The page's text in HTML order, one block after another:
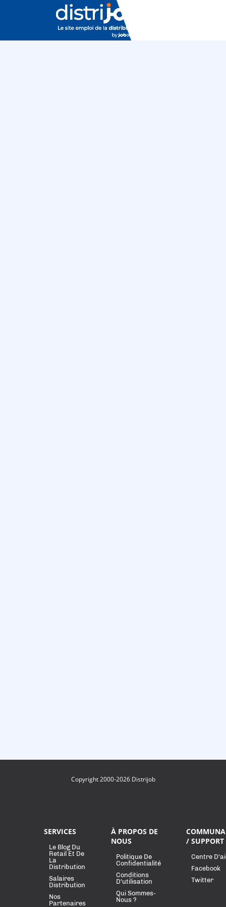
Copyright 2000-2026 Distrijob
SERVICES
Le Blog Du
Retail Et De
La
Distribution
Salaires
Distribution
Nos
Partenaires
À PROPOS DE
NOUS
Politique De
Confidentialité
Conditions
D'utilisation
Qui Sommes-
Nous ?
/ SUPPORT
Centre
Facebook
Twitter